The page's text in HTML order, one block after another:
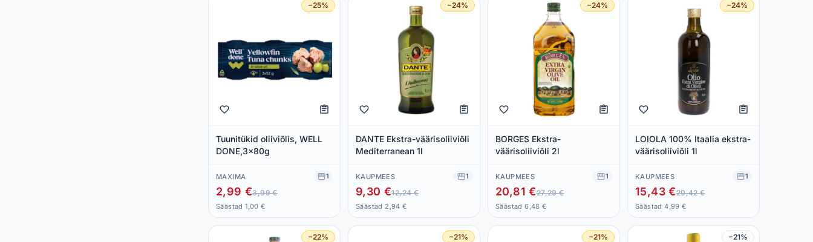
−25%
Tuunitükid oliiviõlis, WELL
DONE,3x80g
MAXIMA 1
2,99 €3,99 €
Säästad 1,00 €
−24%
DANTE Ekstra-väärisoliiviõli
Mediterranean 1l
KAUPMEES 1
9,30 €12,24 €
Säästad 2,94 €
−24%
BORGES Ekstra-
väärisoliiviõli 2l
KAUPMEES 1
20,81 €27,29 €
Säästad 6,48 €
−24%
LOIOLA 100% Itaalia ekstra-
väärisoliiviõli 1l
KAUPMEES 1
15,43 €20,42 €
Säästad 4,99 €
−22% −21% −21% −21%